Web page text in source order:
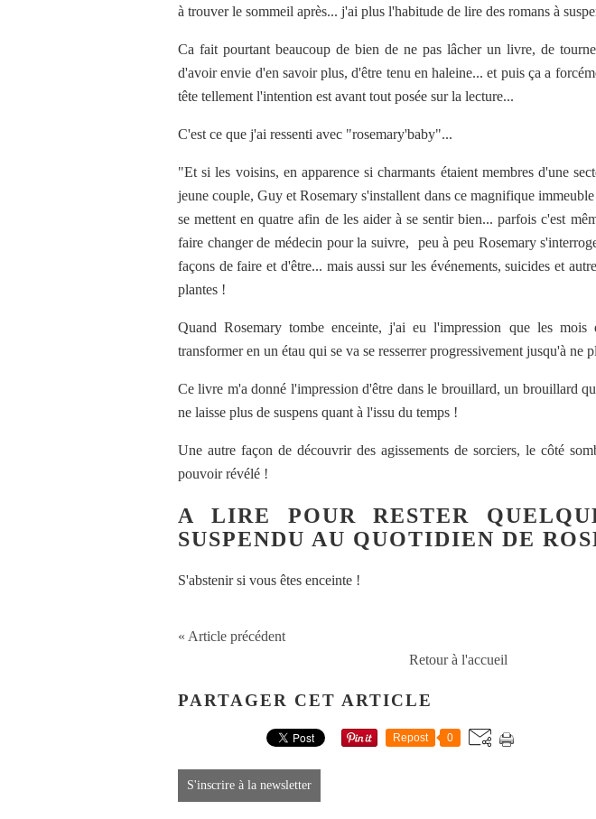
à trouver le sommeil après... j'ai plus l'habitude de lire des romans à
Ca fait pourtant beaucoup de bien de ne pas lâcher un livre, de
d'avoir envie d'en savoir plus, d'être tenu en haleine... et puis ça a
tête tellement l'intention est avant tout posée sur la lecture...
C'est ce que j'ai ressenti avec "rosemary'baby"...
"Et si les voisins, en apparence si charmants étaient membres d'une
jeune couple, Guy et Rosemary s'installent dans ce magnifique
se mettent en quatre afin de les aider à se sentir bien... parfois c'est
faire changer de médecin pour la suivre, peu à peu Rosemary
façons de faire et d'être... mais aussi sur les événements, suicides et
plantes !
Quand Rosemary tombe enceinte, j'ai eu l'impression que les mois
transformer en un étau qui se va se resserrer progressivement jusqu'à ne
Ce livre m'a donné l'impression d'être dans le brouillard, un brouillard
ne laisse plus de suspens quant à l'issu du temps !
Une autre façon de découvrir des agissements de sorciers, le côté
pouvoir révélé !
A LIRE POUR RESTER
SUSPENDU AU QUOTIDIEN DE
S'abstenir si vous êtes enceinte !
« Article précédent
Retour à l'accueil
PARTAGER CET ARTICLE
Repost 0
S'inscrire à la newsletter